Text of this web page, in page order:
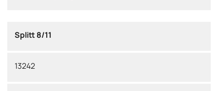
Splitt 8/11
13242